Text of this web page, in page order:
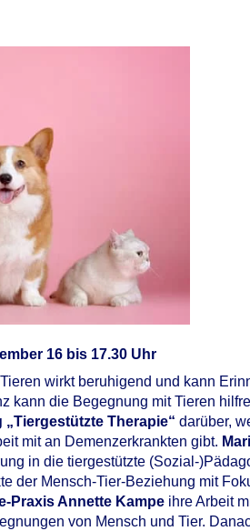
16 bis 17.30 Uhr
wirkt beruhigend und kann
kann die Begegnung mit Tieren
Therapie“ darüber,
mit an Demenzerkrankten gibt.
in die tiergestützte (Sozial-
der Mensch-Tier-Beziehung mit
Praxis Annette Kampe ihre Arbeit
von Mensch und Tier.